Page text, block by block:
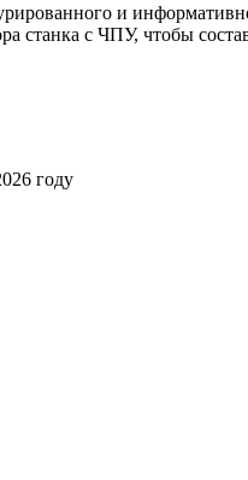
и
станка с ЧПУ, чтобы